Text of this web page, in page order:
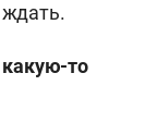
какую-то